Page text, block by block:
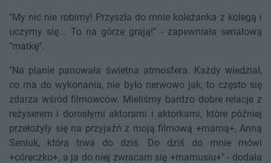
"My nic nie robimy! Przyszła do mnie koleżanka z kolegą i
uczymy się... To na górze grają!" - zapewniała serialową
"matkę".
"Na planie panowała świetna atmosfera. Każdy wiedział,
co ma do wykonania, nie było nerwowo jak, to często się
zdarza wśród filmowców. Mieliśmy bardzo dobre relacje z
reżyserem i dorosłymi aktorami i aktorkami, które później
przełożyły się na przyjaźń z moją filmową +mamą+, Anną
Seniuk, która trwa do dziś. Do dziś do mnie mówi
+córeczko+, a ja do niej zwracam się +mamusiu+" - dodała